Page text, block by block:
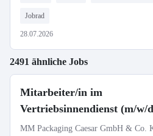
Jobrad
28.07.2026
2491 ähnliche Jobs
Mitarbeiter/in im
Vertriebsinnendienst (m/w/
MM Packaging Caesar GmbH & Co.